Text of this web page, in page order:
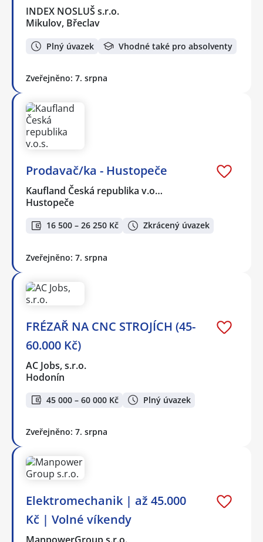
INDEX NOSLUŠ s.r.o.
Mikulov, Břeclav
Plný úvazek Vhodné také pro absolventy
Zveřejněno: 7. srpna
Prodavač/ka - Hustopeče
Kaufland Česká republika v.o…
Hustopeče
16 500 – 26 250 Kč Zkrácený úvazek
Zveřejněno: 7. srpna
FRÉZAŘ NA CNC STROJÍCH (45-
60.000 Kč)
AC Jobs, s.r.o.
Hodonín
45 000 – 60 000 Kč Plný úvazek
Zveřejněno: 7. srpna
Elektromechanik | až 45.000
Kč | Volné víkendy